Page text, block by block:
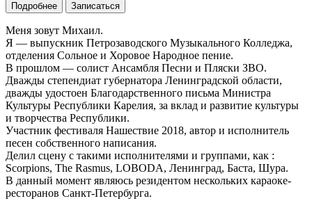
Подробнее Записаться
Меня зовут Михаил.
Я — выпускник Петрозаводского Музыкального Колледжа,
отделения Сольное и Хоровое Народное пение.
В прошлом — солиcт Ансамбля Песни и Пляски ЗВО.
Дважды степендиат губернатора Ленинградской области,
дважды удостоен Благодарственного письма Министра
Культуры Республики Карелия, за вклад и развитие культуры
и творчества Республики.
Участник фестиваля Нашествие 2018, автор и исполнитель
песен собственного написания.
Делил сцену с такими исполнителями и группами, как :
Scorpions, The Rasmus, LOBODA, Ленинград, Баста, Шура.
В данный момент являюсь резидентом нескольких караоке-
ресторанов Санкт-Петербурга.